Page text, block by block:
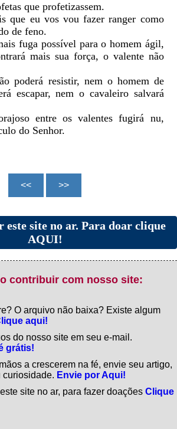
que profetizassem.
que eu vos vou fazer ranger como
de feno.
fuga possível para o homem ágil,
mais sua força, o valente não
poderá resistir, nem o homem de
escapar, nem o cavaleiro salvará
entre os valentes fugirá nu,
do Senhor.
este site no ar. Para doar clique
AQUI!
contribuir com nosso site:
O arquivo não baixa? Existe algum
aqui!
do nosso site em seu e-mail.
grátis!
a crescerem na fé, envie seu artigo,
curiosidade. Envie por Aqui!
site no ar, para fazer doações Clique